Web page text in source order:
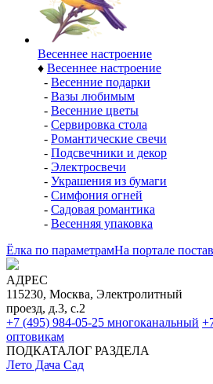
Весеннее настроение
♦ Весеннее настроение
- Весенние подарки
- Вазы любимым
- Весенние цветы
- Сервировка стола
- Романтические свечи
- Подсвечники и декор
- Электросвечи
- Украшения из бумаги
- Симфония огней
- Садовая романтика
- Весенняя упаковка
Ёлка по параметрамНа портале
АДРЕС
115230, Москва, Электролитный
проезд, д.3, с.2
+7 (495) 984-05-25 многоканальный
оптовикам
ПОДКАТАЛОГ РАЗДЕЛА
Лето Дача Сад